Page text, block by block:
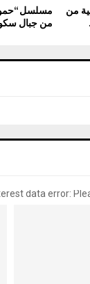
مسلسل
من جبال
من
data error: